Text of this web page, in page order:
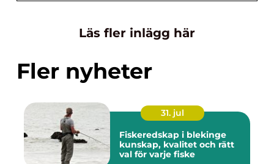
Läs fler inlägg här
Fler nyheter
31. jul
Fiskeredskap i blekinge
kunskap, kvalitet och rätt
val för varje fiske